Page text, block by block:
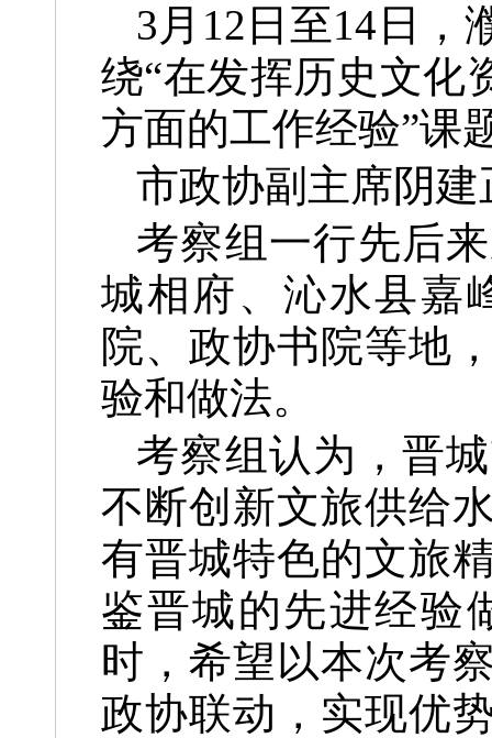
3月12日至14日，
绕“在发挥历史文化
方面的工作经验”课
市政协副主席阴
考察组一行先后
城相府、沁水县嘉
院、政协书院等地
验和做法。
考察组认为，晋
不断创新文旅供给
有晋城特色的文旅
鉴晋城的先进经验
时，希望以本次考
政协联动，实现优